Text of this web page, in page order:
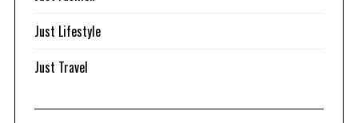
Just Lifestyle
Just Travel